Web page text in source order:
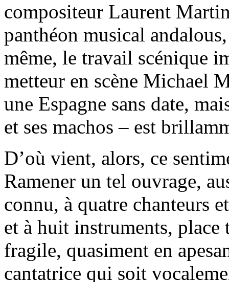
compositeur Laurent
panthéon musical
même, le travail scénique
metteur en scène Michael
une Espagne sans date,
et ses machos – est
D’où vient, alors, ce
Ramener un tel ouvrage,
connu, à quatre chanteurs
et à huit instruments, place
fragile, quasiment en
cantatrice qui soit